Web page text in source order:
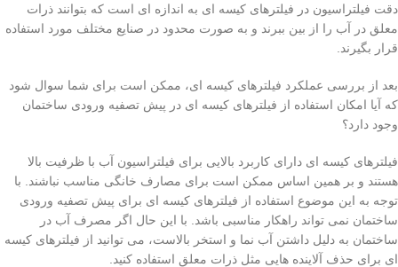
دقت فیلتراسیون در فیلترهای کیسه ای به اندازه ای است که بتوانند ذرات
معلق در آب را از بین ببرند و به صورت محدود در صنایع مختلف مورد استفاده
قرار بگیرند.
بعد از بررسی عملکرد فیلترهای کیسه ای، ممکن است برای شما سوال شود
که آیا امکان استفاده از فیلترهای کیسه ای در پیش تصفیه ورودی ساختمان
وجود دارد؟
فیلترهای کیسه ای دارای کاربرد بالایی برای فیلتراسیون آب با ظرفیت بالا
هستند و بر همین اساس ممکن است برای مصارف خانگی مناسب نباشند. با
توجه به این موضوع استفاده از فیلترهای کیسه ای برای پیش تصفیه ورودی
ساختمان نمی تواند راهکار مناسبی باشد. با این حال اگر مصرف آب در
ساختمان به دلیل داشتن آب نما و استخر بالاست، می توانید از فیلترهای کیسه
ای برای حذف آلاینده هایی مثل ذرات معلق استفاده کنید.